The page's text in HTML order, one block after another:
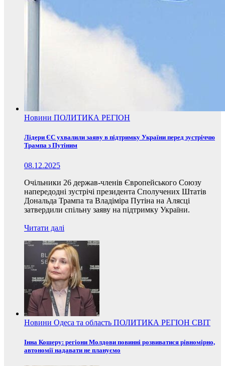
Новини ПОЛИТИКА РЕГІОН
Лідери ЄС ухвалили заяву в підтримку України перед зустріччю
Трампа з Путіним
08.12.2025
Очільники 26 держав-членів Європейського Союзу
напередодні зустрічі президента Сполучених Штатів
Дональда Трампа та Владіміра Путіна на Алясці
затвердили спільну заяву на підтримку України.
Читати далі
Новини Одеса та область ПОЛИТИКА РЕГІОН СВІТ
Інна Кошеру: регіони Молдови повинні розвиватися рівномірно,
автономії надавати не плануємо